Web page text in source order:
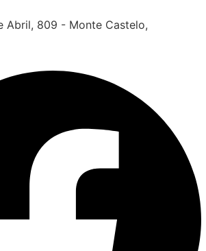
Abril, 809 - Monte Castelo,